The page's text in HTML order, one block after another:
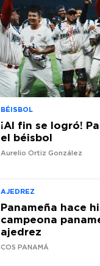
BÉISBOL
¡Al fin se logró!
el béisbol
Aurelio Ortiz González
AJEDREZ
Panameña hace
campeona
ajedrez
COS PANAMÁ